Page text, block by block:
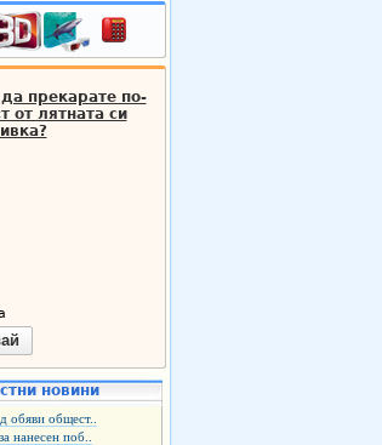
прекарате по-
от лятната си
новини
обяви общест..
нанесен поб..